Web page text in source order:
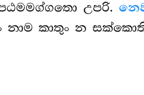
උපරි.
නාම කාතුං න